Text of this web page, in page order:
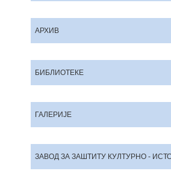
АРХИВ
БИБЛИОТЕКЕ
ГАЛЕРИЈЕ
ЗАВОД ЗА ЗАШТИТУ КУЛТУРНО -